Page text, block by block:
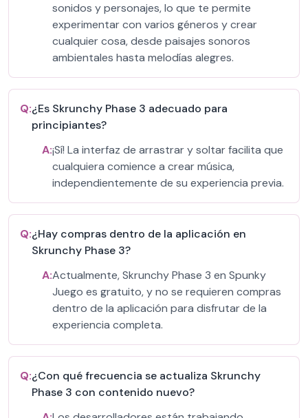
sonidos y personajes, lo que te permite
experimentar con varios géneros y crear
cualquier cosa, desde paisajes sonoros
ambientales hasta melodías alegres.
Q:¿Es Skrunchy Phase 3 adecuado para
principiantes?
A:¡Sí! La interfaz de arrastrar y soltar facilita que
cualquiera comience a crear música,
independientemente de su experiencia previa.
Q:¿Hay compras dentro de la aplicación en
Skrunchy Phase 3?
A:Actualmente, Skrunchy Phase 3 en Spunky
Juego es gratuito, y no se requieren compras
dentro de la aplicación para disfrutar de la
experiencia completa.
Q:¿Con qué frecuencia se actualiza Skrunchy
Phase 3 con contenido nuevo?